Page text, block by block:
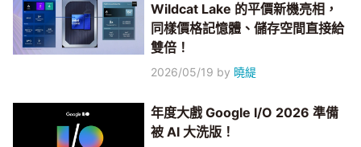
Wildcat Lake 的平價新機亮相，
同樣價格記憶體、儲存空間直接給
雙倍！
2026/05/19 by 曉緹
年度大戲 Google I/O 2026 準備
被 AI 大洗版！